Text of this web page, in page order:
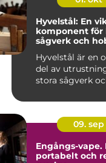
Hyvelstål: En
komponent för
sågverk och
Hyvelstål är en
del av
stora sågverk
09. sep
Engångs-vape.
portabelt och